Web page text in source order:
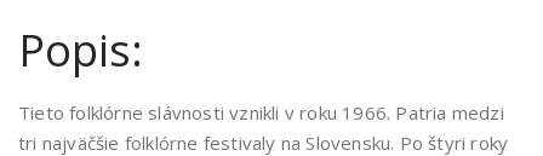
Popis:
Tieto folklórne slávnosti vznikli v roku 1966. Patria medzi
tri najväčšie folklórne festivaly na Slovensku. Po štyri roky